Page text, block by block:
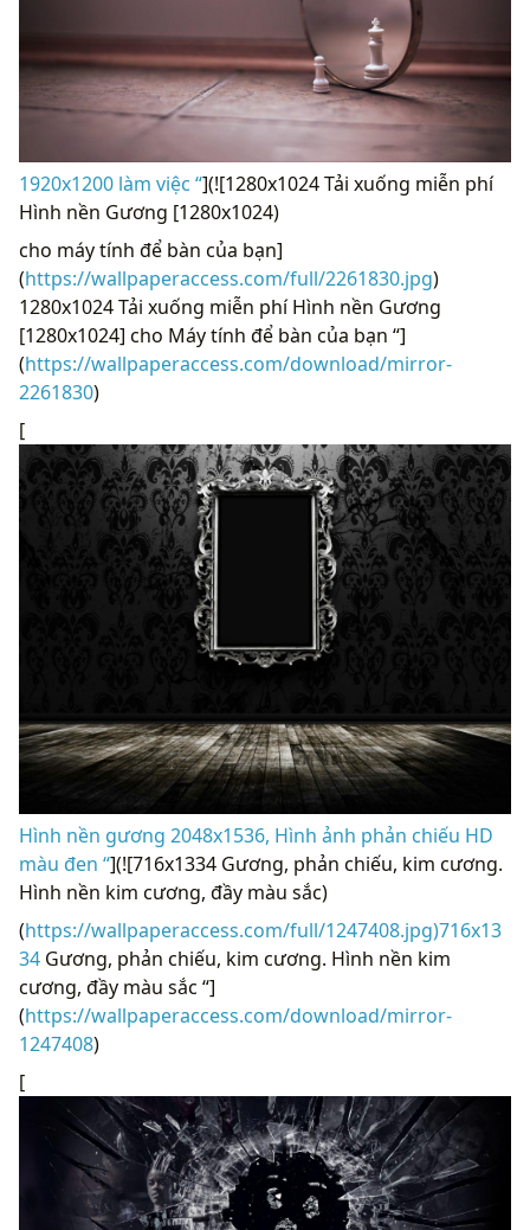
1920x1200 làm việc “](![1280x1024 Tải xuống miễn phí
Hình nền Gương [1280x1024)
cho máy tính để bàn của bạn]
(https://wallpaperaccess.com/full/2261830.jpg)
1280x1024 Tải xuống miễn phí Hình nền Gương
[1280x1024] cho Máy tính để bàn của bạn “]
(https://wallpaperaccess.com/download/mirror-
2261830)
[
Hình nền gương 2048x1536, Hình ảnh phản chiếu HD
màu đen “](![716x1334 Gương, phản chiếu, kim cương.
Hình nền kim cương, đầy màu sắc)
(https://wallpaperaccess.com/full/1247408.jpg)716x13
34 Gương, phản chiếu, kim cương. Hình nền kim
cương, đầy màu sắc “]
(https://wallpaperaccess.com/download/mirror-
1247408)
[